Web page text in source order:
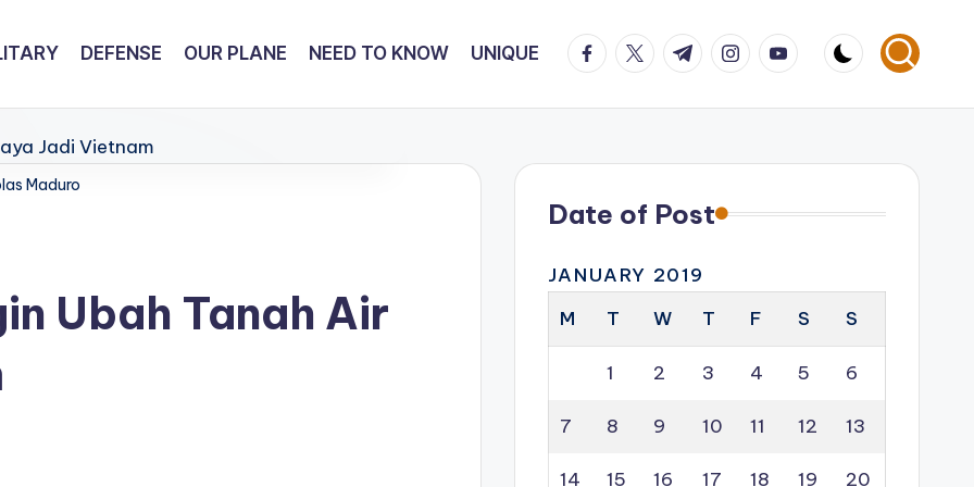
DEFENSE OUR PLANE NEED TO KNOW UNIQUE facebook.com
twitter.com
t.me instagram.com
youtube.com
Maduro
Ubah Tanah Air
Date of Post
JANUARY 2019
M
T W T F S S
1 2 3 4 5 6
7 8 9 10 11 12 13
14 15 16 17 18 19 20